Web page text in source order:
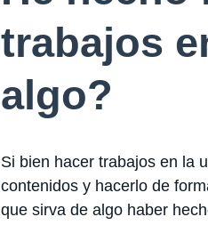
trabajos
algo?
Si bien hacer trabajos en la
contenidos y hacerlo de
que sirva de algo haber